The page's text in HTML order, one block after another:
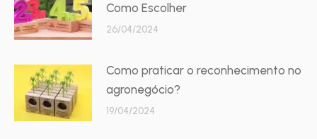
Como Escolher
26/04/2024
Como praticar o reconhecimento no
agronegócio?
19/04/2024